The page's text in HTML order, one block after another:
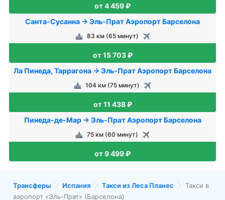
от 4 459 ₽
Санта-Сусанна → Эль-Прат Аэропорт Барселона
83 км (65 минут)
от 15 703 ₽
Ла Пинеда, Таррагона → Эль-Прат Аэропорт Барселона
104 км (75 минут)
от 11 438 ₽
Пинеда-де-Мар → Эль-Прат Аэропорт Барселона
75 км (60 минут)
от 9 499 ₽
Трансферы Испания Такси из Леса Планес
Такси в
аэропорт «Эль-Прат» (Барселона)